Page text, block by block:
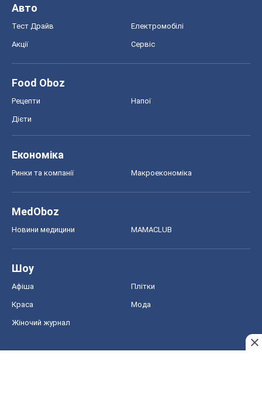
Авто
Тест Драйв Електромобілі
Акції Сервіс
Food Oboz
Рецепти Напої
Дієти
Економіка
Ринки та компанії Макроекономіка
MedOboz
Новини медицини MAMACLUB
Шоу
Афіша Плітки
Краса Мода
Жіночий журнал